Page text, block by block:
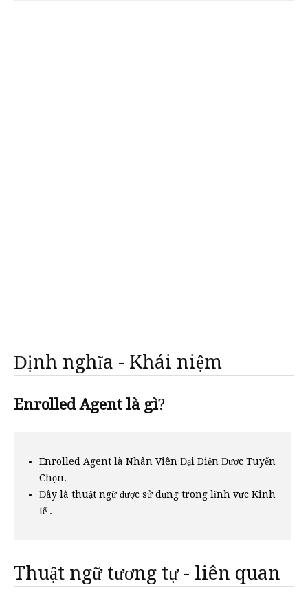
Định nghĩa - Khái niệm
Enrolled Agent là gì?
Enrolled Agent là Nhân Viên Đại Diện Được Tuyển
Chọn.
Đây là thuật ngữ được sử dụng trong lĩnh vực Kinh
tế .
Thuật ngữ tương tự - liên quan